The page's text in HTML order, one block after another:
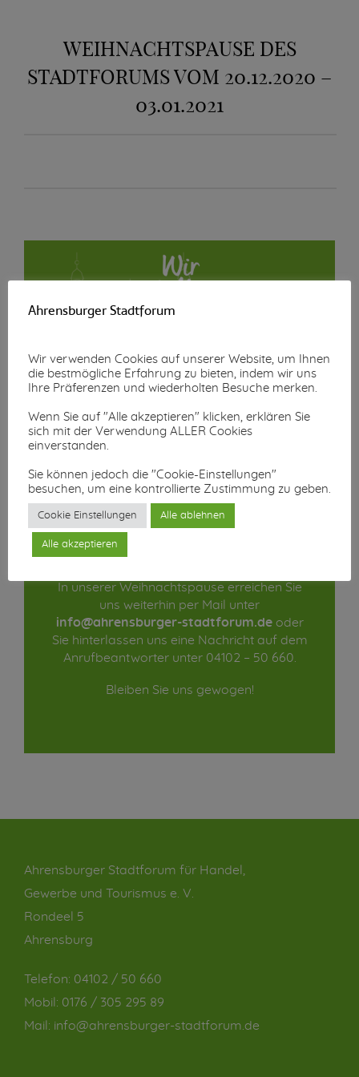
WEIHNACHTSPAUSE DES
STADTFORUMS VOM 20.12.2020 –
03.01.2021
Weitere
Informationen
In unserer Weihnachtspause erreichen Sie
uns weiterhin per Mail unter
info@ahrensburger-stadtforum.deoder
Sie hinterlassen uns eine Nachricht auf dem
Anrufbeantworter unter 04102 – 50 660.
Bleiben Sie uns gewogen!
Ahrensburger Stadtforum für Handel,
Gewerbe und Tourismus e. V.
Rondeel 5
Ahrensburg
Telefon: 04102 / 50 660
Mobil: 0176 / 305 295 89
Mail: info@ahrensburger-stadtforum.de
Ahrensburger Stadtforum
Wir verwenden Cookies auf unserer Website, um Ihnen
die bestmögliche Erfahrung zu bieten, indem wir uns
Ihre Präferenzen und wiederholten Besuche merken.
Wenn Sie auf "Alle akzeptieren" klicken, erklären Sie
sich mit der Verwendung ALLER Cookies
einverstanden.
Sie können jedoch die "Cookie-Einstellungen"
besuchen, um eine kontrollierte Zustimmung zu geben.
Cookie Einstellungen Alle ablehnen
Alle akzeptieren